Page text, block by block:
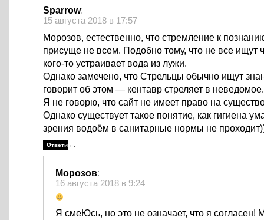
Sparrow:
15 августа 2018 в 17:57
Морозов, естественно, что стремление к
присуще не всем. Подобно тому, что не все ищут
кого-то устраивает вода из лужи.
Однако замечено, что Стрельцы обычно ищут
говорит об этом — кентавр стреляет в неведомое.
Я не говорю, что сайт не имеет право на
Однако существует такое понятие, как гигиена
зрения водоём в санитарные нормы не
Ответить
Морозов:
16 августа 2018 в 9:24
Я смеЮсь, но это не означает, что я согласен!